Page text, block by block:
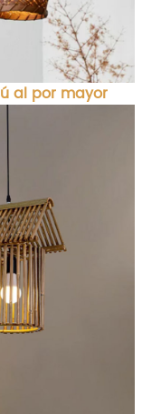
al por mayor